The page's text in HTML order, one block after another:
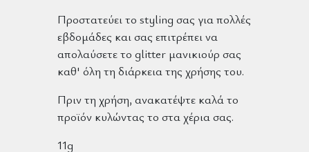
Προστατεύει το styling σας για πολλές
εβδομάδες και σας επιτρέπει να
απολαύσετε το glitter μανικιούρ σας
καθ' όλη τη διάρκεια της χρήσης του.
Πριν τη χρήση, ανακατέψτε καλά το
προϊόν κυλώντας το στα χέρια σας.
11g